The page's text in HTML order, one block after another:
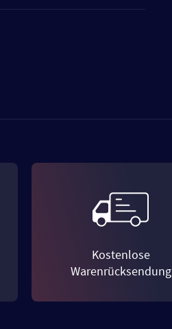
Kostenlose
Warenrücksendung